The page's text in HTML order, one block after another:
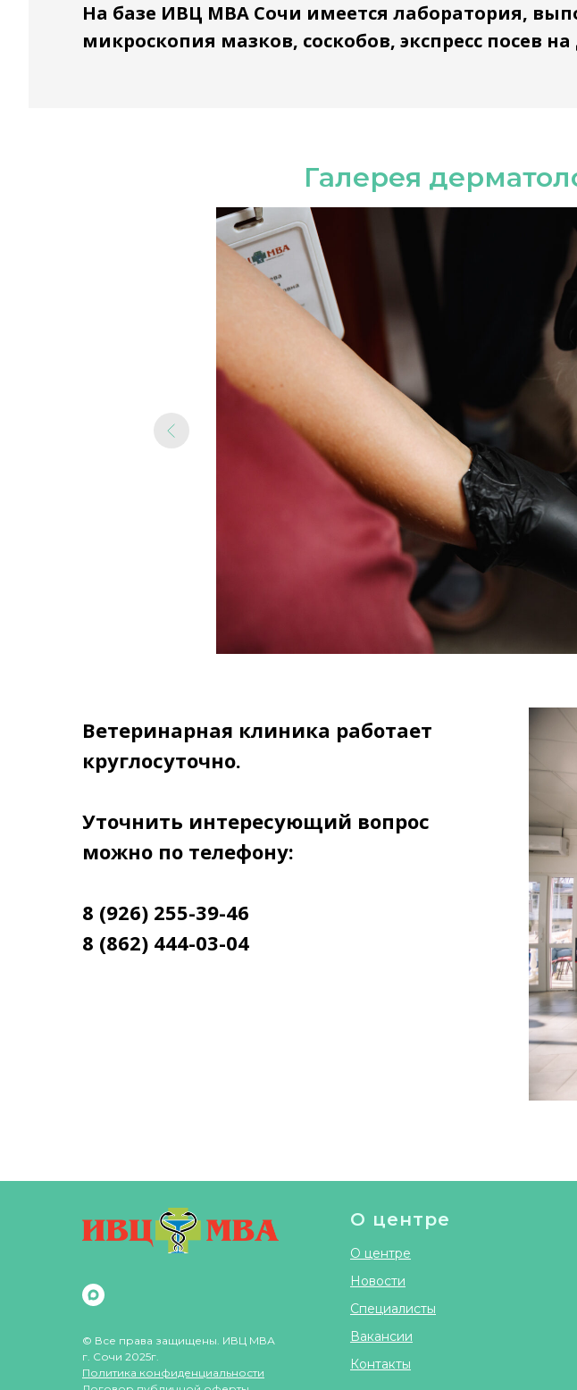
На базе ИВЦ МВА Сочи имеется лаборатория,
микроскопия мазков, соскобов, экспресс посев
Галерея
Ветеринарная клиника работает
круглосуточно.
Уточнить интересующий вопрос
можно по телефону:
8 (926) 255-39-46
8 (862) 444-03-04
© Все права защищены. ИВЦ МВА
г. Сочи 2025г.
Политика конфиденциальности
О центре
О центре
Новости
Специалисты
Вакансии
Контакты